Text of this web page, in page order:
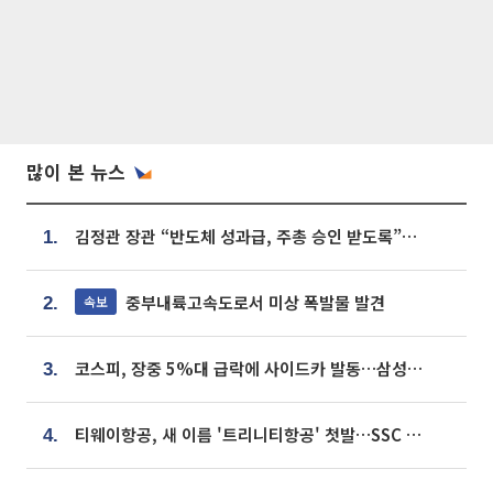
많이 본 뉴스
1. 김정관 장관 “반도체 성과급, 주총 승인 받도록”…상법·자본시장법 개정 시사
2. 속보 중부내륙고속도로서 미상 폭발물 발견
3. 코스피, 장중 5%대 급락에 사이드카 발동…삼성·SK 동반 폭락
4. 티웨이항공, 새 이름 '트리니티항공' 첫발…SSC 전략 본격화